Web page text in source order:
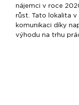
nájemci v roce
růst. Tato lokalita v
komunikaci díky
výhodu na trhu